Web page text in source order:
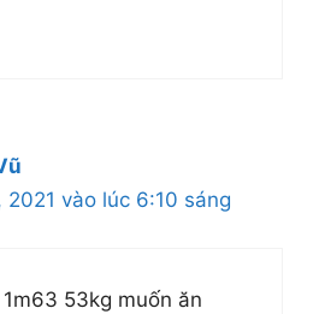
2021 vào lúc 6:10 sáng
53kg muốn ăn